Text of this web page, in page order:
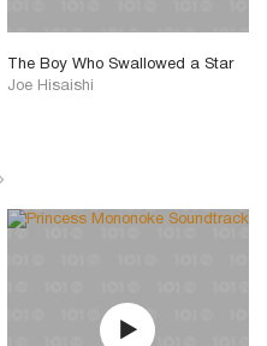
The Boy Who Swallowed a Star
Joe Hisaishi